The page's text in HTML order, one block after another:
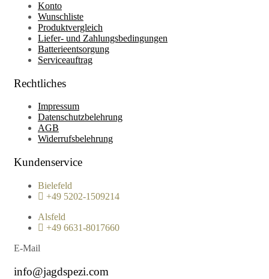
Konto
Wunschliste
Produktvergleich
Liefer- und Zahlungsbedingungen
Batterieentsorgung
Serviceauftrag
Rechtliches
Impressum
Datenschutzbelehrung
AGB
Widerrufsbelehrung
Kundenservice
Bielefeld
+49 5202-1509214
Alsfeld
+49 6631-8017660
E-Mail
info@jagdspezi.com